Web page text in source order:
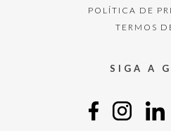
POLÍTICA DE
TERMOS
SIGA A